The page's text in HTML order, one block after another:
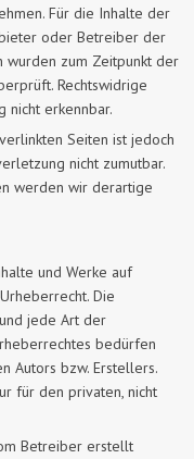
Für die Inhalte der
oder Betreiber der
wurden zum Zeitpunkt der
Rechtswidrige
nicht erkennbar.
Seiten ist jedoch
nicht zumutbar.
werden wir derartige
und Werke auf
Die
jede Art der
bedürfen
Autors bzw. Erstellers.
für den privaten, nicht
Betreiber erstellt